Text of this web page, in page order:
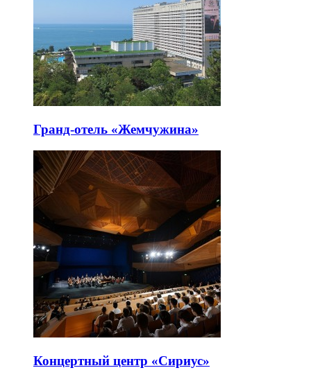
Гранд-отель «Жемчужина»
Концертный центр «Сириус»